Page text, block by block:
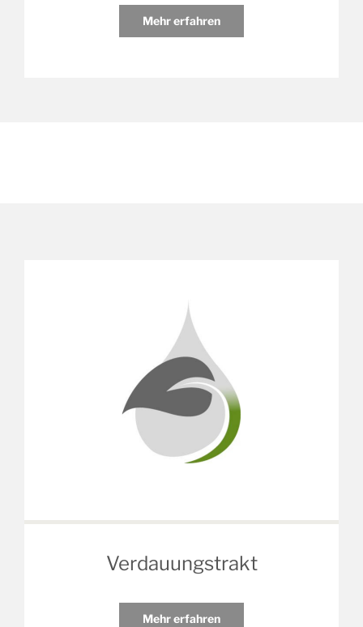
Mehr erfahren
Verdauungstrakt
Mehr erfahren